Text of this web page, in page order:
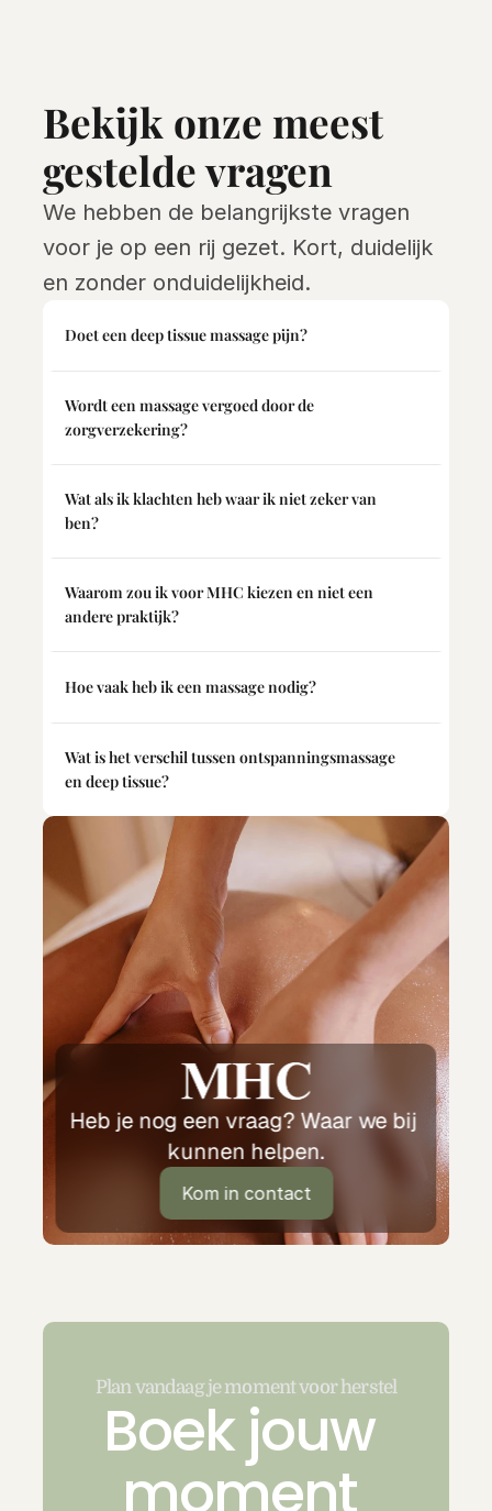
Plan vandaag je moment voor herstel
Boek jouw
moment
Bekijk onze meest
gestelde vragen
We hebben de belangrijkste vragen
voor je op een rij gezet. Kort, duidelijk
en zonder onduidelijkheid.
Doet een deep tissue massage pijn?
Wordt een massage vergoed door de
zorgverzekering?
Wat als ik klachten heb waar ik niet zeker van
ben?
Waarom zou ik voor MHC kiezen en niet een
andere praktijk?
Hoe vaak heb ik een massage nodig?
Wat is het verschil tussen ontspanningsmassage
en deep tissue?
Heb je nog een vraag? Waar we bij
kunnen helpen.
Kom in contact
Kom in contact